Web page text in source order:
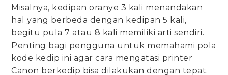
Misalnya, kedipan oranye 3 kali menandakan
hal yang berbeda dengan kedipan 5 kali,
begitu pula 7 atau 8 kali memiliki arti sendiri.
Penting bagi pengguna untuk memahami pola
kode kedip ini agar cara mengatasi printer
Canon berkedip bisa dilakukan dengan tepat.